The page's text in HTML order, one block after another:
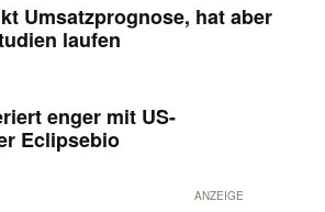
Umsatzprognose, hat aber
laufen
enger mit US-
Eclipsebio
ANZEIGE